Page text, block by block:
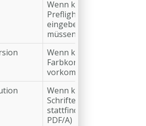
Wenn keine
Preflight-Zertifikate
eingebettet werden
müssen
Wenn keine
Farbkonvertierungen
vorkommen
Wenn keine
Schriftersetzungen
stattfinden (für
PDF/A)